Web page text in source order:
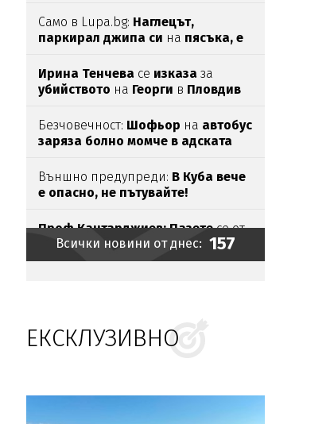
Само в Lupa.bg: Наглецът,
паркирал джипа си на пясъка, е
Ирина Тенчева се изказа за
убийството на Георги в Пловдив
Безчовечност: Шофьор на автобус
заряза болно момче в адската
Външно предупреди: В Куба вече
е опасно, не пътувайте!
Проф.Кантарджиев: Пазетесе от
комарите иполово предаваните
инфекции
Ясни саергените от "Ергенът:
Любов в рая"
Всички новини от днес: 157
ЕКСКЛУЗИВНО